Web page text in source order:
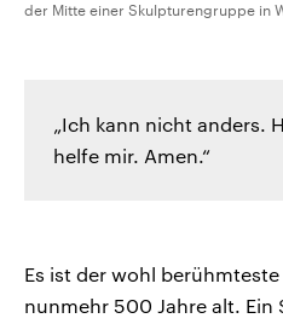
der Mitte einer Skulpturengruppe in
„Ich kann nicht anders.
helfe mir. Amen.“
Es ist der wohl
nunmehr 500 Jahre alt. Ein